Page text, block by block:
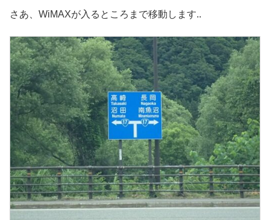
さあ、WiMAXが入るところまで移動します..